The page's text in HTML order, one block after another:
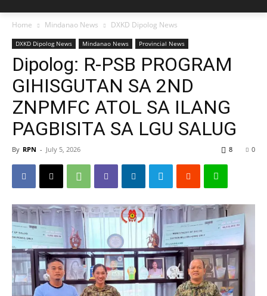
Home Mindanao News DXKD Dipolog News
DXKD Dipolog News Mindanao News Provincial News
Dipolog: R-PSB PROGRAM
GIHISGUTAN SA 2ND
ZNPMFC ATOL SA ILANG
PAGBISITA SA LGU SALUG
By RPN - July 5, 2026 0
8